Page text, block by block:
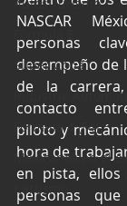
Súper Copa
Industria
Fórmula 4 (F4)
Mexicanos en el
Kartismo
NASCAR
personas
desempeño de
de la
contacto
piloto y
hora de
en pista, ellos
personas